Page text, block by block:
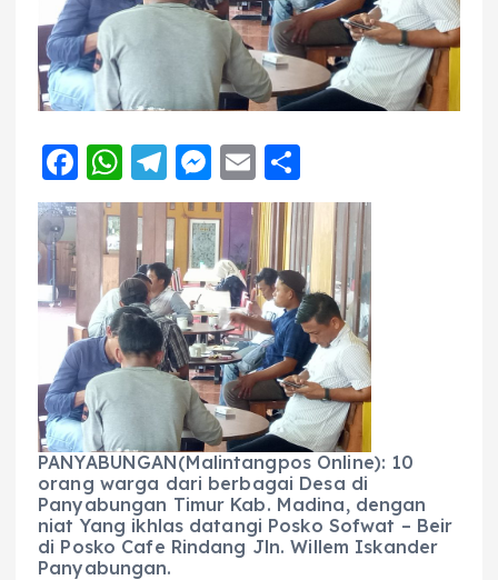
F
a
c
b
o
o
k
W
h
a
ts
A
p
p
T
el
e
g
r
a
m
M
e
ss
e
n
g
er
E
m
ai
l
h
a
re
PANYABUNGAN(Malintangpos Online): 10
orang warga dari berbagai Desa di
Panyabungan Timur Kab. Madina, dengan
niat Yang ikhlas datangi Posko Sofwat – Beir
di Posko Cafe Rindang Jln. Willem Iskander
Panyabungan.